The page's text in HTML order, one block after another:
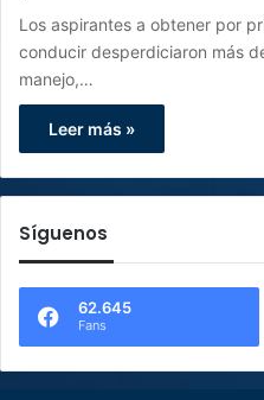
Los aspirantes a obtener por
conducir desperdiciaron más
manejo,…
Leer más »
Síguenos
62.645
Fans